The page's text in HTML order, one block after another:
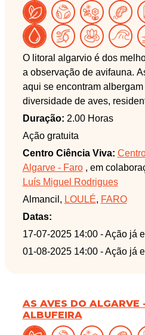
O litoral algarvio é dos
a observação de avifauna.
aqui se encontram
diversidade de aves,
facilmente observáveis a
selecionados. Se tem
curiosidade, por estes
venha connosco descobrir
comuns (e, quem sabe, até
existem no concelho de
Esta atividade decorre na
Natural da Ria Formosa e
Geoparque Mundial da
Duração: 2.00 Horas
Ação gratuita
Centro Ciência Viva:
Algarve - Faro, em
Luís Miguel Rodrigues
Almancil, LOULÉ, FARO
Datas:
17-07-2025 14:00 - Ação já
01-08-2025 14:00 - Ação já
AS AVES DO ALGARVE
ALBUFEIRA